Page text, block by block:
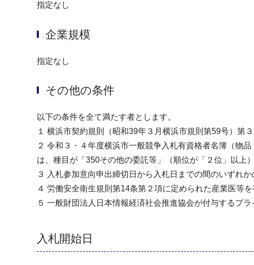
指定なし
企業規模
指定なし
その他の条件
以下の条件を全て満たす者とします。
１ 横浜市契約規則（昭和39年３月横浜市規則第59号）第
２ 令和３・４年度横浜市一般競争入札有資格者名簿（物
は、種目が「350その他の委託等」（順位が「２位」以上
３ 入札参加意向申出締切日から入札日までの間のいずれ
４ 労働安全衛生規則第14条第２項に定められた産業医等を
５ 一般財団法人日本情報経済社会推進協会が付与するプ
入札開始日